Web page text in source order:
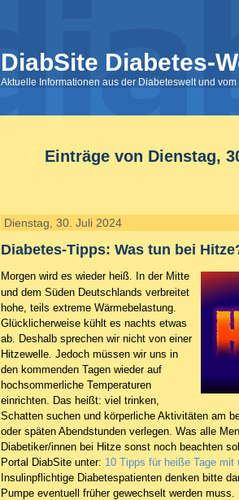
DiabSite Diabetes-
Aktuelle Informationen aus der Diabeteswelt und
Einträge von Dienstag,
Dienstag, 30. Juli 2024
Diabetes-Tipps: Was tun bei
Morgen wird es wieder heiß. In der Mitte
und dem Süden Deutschlands verbreitet
hohe, teils extreme Wärmebelastung.
Glücklicherweise kühlt es nachts etwas
ab. Deshalb sprechen wir nicht von einer
Hitzewelle. Jedoch müssen wir uns in
den kommenden Tagen wieder auf
hochsommerliche Temperaturen
einrichten. Das heißt: viel trinken,
Schatten suchen und körperliche Aktivitäten am
oder späten Abendstunden verlegen. Was alle
Diabetiker/innen bei Hitze sonst noch beachten
Portal DiabSite unter: 10 Tipps für heiße Tage mit
Insulinpflichtige Diabetespatienten denken bitte
Pumpe eventuell früher gewechselt werden